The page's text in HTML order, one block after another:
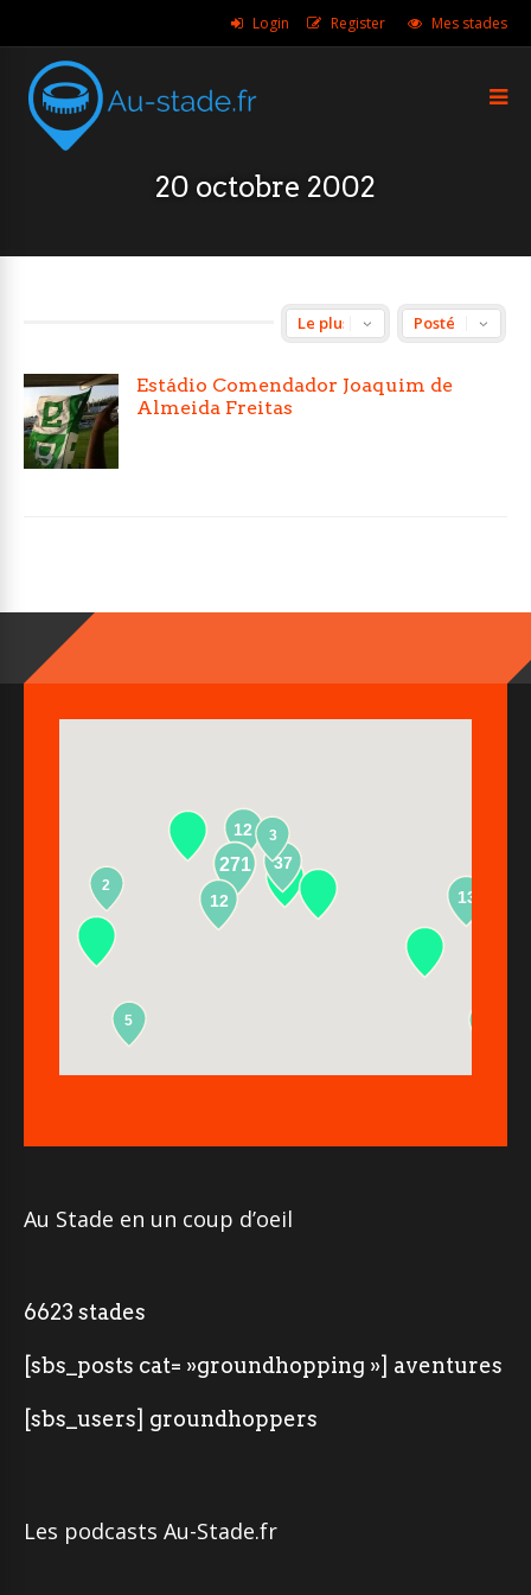
Login Register Mes stades
20 octobre 2002
Estádio Comendador Joaquim de
Almeida Freitas
12
271
13
37
2
5
12
3
Au Stade en un coup d’oeil
6623 stades
[sbs_posts cat= »groundhopping »] aventures
[sbs_users] groundhoppers
Les podcasts Au-Stade.fr